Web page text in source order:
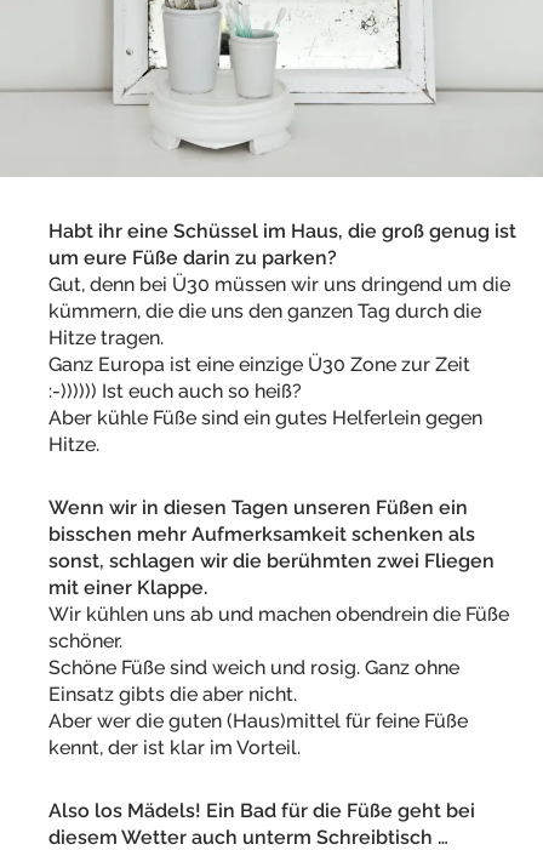
Habt ihr eine Schüssel im Haus, die groß genug ist
um eure Füße darin zu parken?
Gut, denn bei Ü30 müssen wir uns dringend um die
kümmern, die die uns den ganzen Tag durch die
Hitze tragen.
Ganz Europa ist eine einzige Ü30 Zone zur Zeit
:-)))))) Ist euch auch so heiß?
Aber kühle Füße sind ein gutes Helferlein gegen
Hitze.
Wenn wir in diesen Tagen unseren Füßen ein
bisschen mehr Aufmerksamkeit schenken als
sonst, schlagen wir die berühmten zwei Fliegen
mit einer Klappe.
Wir kühlen uns ab und machen obendrein die Füße
schöner.
Schöne Füße sind weich und rosig. Ganz ohne
Einsatz gibts die aber nicht.
Aber wer die guten (Haus)mittel für feine Füße
kennt, der ist klar im Vorteil.
Also los Mädels! Ein Bad für die Füße geht bei
diesem Wetter auch unterm Schreibtisch …